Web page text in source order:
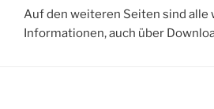
Auf den weiteren Seiten sind alle
Informationen, auch über